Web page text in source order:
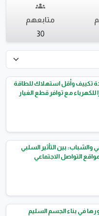
متابعهم
30
تكييف وأقل استهلاك للطاقة
للكهرباء مع توافر قطع الغيار
والشباب: بين التأثير السلبي
التواصل الاجتماعي
في بناء الجسم السليم